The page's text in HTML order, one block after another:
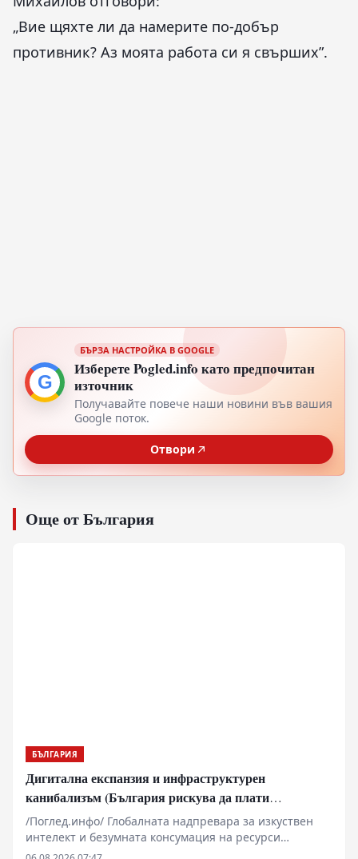
„Вие щяхте ли да намерите по-добър
противник? Аз моята работа си я свърших”.
G
БЪРЗА НАСТРОЙКА В GOOGLE
Изберете Pogled.info като предпочитан
източник
Получавайте повече наши новини във вашия
Google поток.
Отвори
Още от България
БЪЛГАРИЯ
Дигитална експанзия и инфраструктурен
канибализъм (България рискува да плати
дигиталната трансформация на Европа с
екологична катастрофа!)
/Поглед.инфо/ Глобалната надпревара за изкуствен
интелект и безумната консумация на ресурси
изтласкват технологичните гиганти към Източна